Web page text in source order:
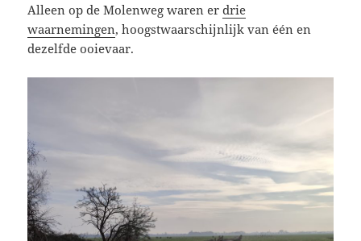
Alleen op de Molenweg waren erdrie
waarnemingen, hoogstwaarschijnlijk van één en
dezelfde ooievaar.